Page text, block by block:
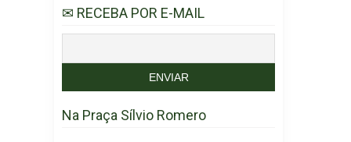
✉ RECEBA POR E-MAIL
Na Praça Sílvio Romero